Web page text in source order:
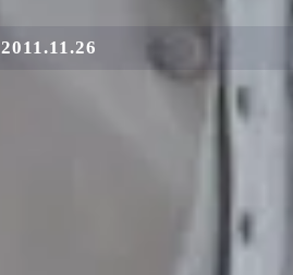
2011.11.26